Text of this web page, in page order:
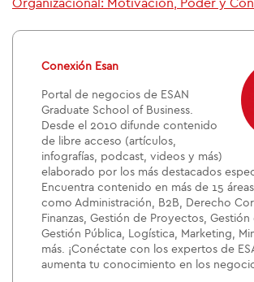
Organizacional: Motivación, Poder y
Conexión Esan
Portal de negocios de ESAN
Graduate School of Business.
Desde el 2010 difunde contenido
de libre acceso (artículos,
infografías, podcast, videos y más)
elaborado por los más destacados
Encuentra contenido en más de 15
como Administración, B2B, Derecho
Finanzas, Gestión de Proyectos, Gestión
Gestión Pública, Logística, Marketing,
más. ¡Conéctate con los expertos de
aumenta tu conocimiento en los